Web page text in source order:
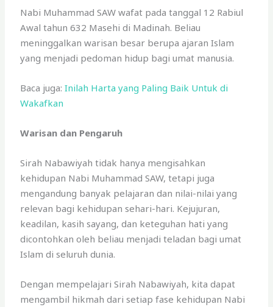
Nabi Muhammad SAW wafat pada tanggal 12 Rabiul
Awal tahun 632 Masehi di Madinah. Beliau
meninggalkan warisan besar berupa ajaran Islam
yang menjadi pedoman hidup bagi umat manusia.
Baca juga:Inilah Harta yang Paling Baik Untuk di
Wakafkan
Warisan dan Pengaruh
Sirah Nabawiyah tidak hanya mengisahkan
kehidupan Nabi Muhammad SAW, tetapi juga
mengandung banyak pelajaran dan nilai-nilai yang
relevan bagi kehidupan sehari-hari. Kejujuran,
keadilan, kasih sayang, dan keteguhan hati yang
dicontohkan oleh beliau menjadi teladan bagi umat
Islam di seluruh dunia.
Dengan mempelajari Sirah Nabawiyah, kita dapat
mengambil hikmah dari setiap fase kehidupan Nabi